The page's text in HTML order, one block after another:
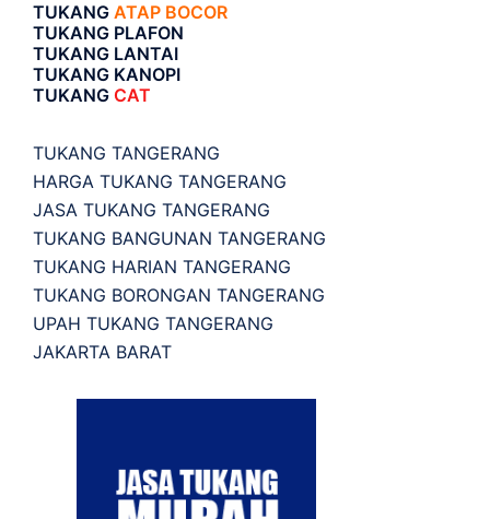
TUKANG ATAP BOCOR
TUKANG PLAFON
TUKANG LANTAI
TUKANG KANOPI
TUKANG CAT
TUKANG TANGERANG
HARGA TUKANG TANGERANG
JASA TUKANG TANGERANG
TUKANG BANGUNAN TANGERANG
TUKANG HARIAN TANGERANG
TUKANG BORONGAN TANGERANG
UPAH TUKANG TANGERANG
JAKARTA BARAT